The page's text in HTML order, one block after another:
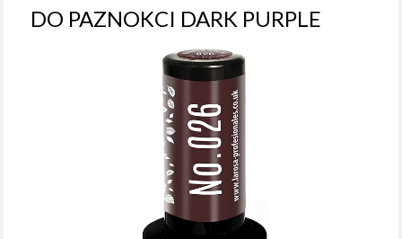
DO PAZNOKCI DARK PURPLE